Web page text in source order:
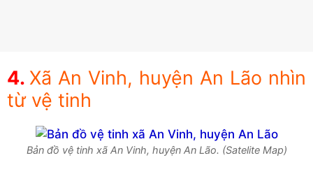
Xã An Vinh, huyện An Lão nhìn
từ vệ tinh
Bản đồ vệ tinh xã An Vinh, huyện An Lão. (Satelite Map)